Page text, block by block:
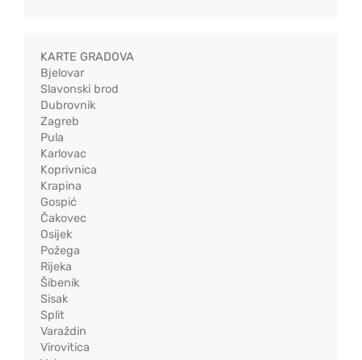
KARTE GRADOVA
Bjelovar
Slavonski brod
Dubrovnik
Zagreb
Pula
Karlovac
Koprivnica
Krapina
Gospić
Čakovec
Osijek
Požega
Rijeka
Šibenik
Sisak
Split
Varaždin
Virovitica